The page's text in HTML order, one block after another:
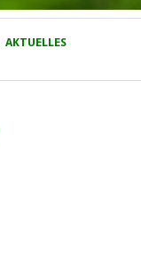
AKTUELLES